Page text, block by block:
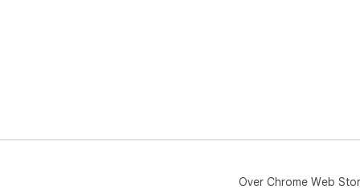
Over Chrome Web